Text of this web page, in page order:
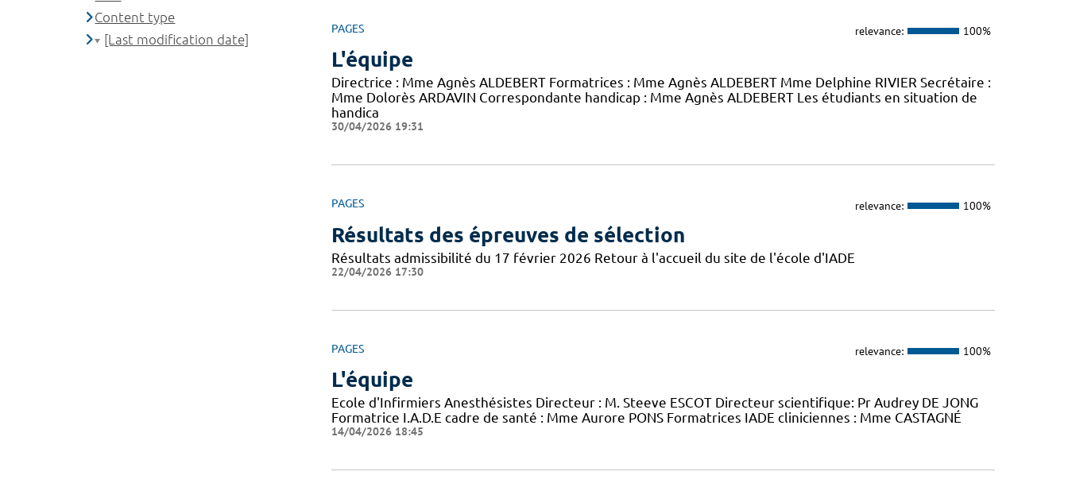
PAGES relevance: 100%
L'équipe
Directrice : Mme Agnès ALDEBERT Formatrices : Mme Agnès ALDEBERT Mme Delphine RIVIER Secrétaire :
Mme Dolorès ARDAVIN Correspondante handicap : Mme Agnès ALDEBERT Les étudiants en situation de
handica
30/04/2026 19:31
PAGES relevance: 100%
Résultats des épreuves de sélection
Résultats admissibilité du 17 février 2026 Retour à l'accueil du site de l'école d'IADE
22/04/2026 17:30
PAGES relevance: 100%
L'équipe
Ecole d'Infirmiers Anesthésistes Directeur : M. Steeve ESCOT Directeur scientifique: Pr Audrey DE JONG
Formatrice I.A.D.E cadre de santé : Mme Aurore PONS Formatrices IADE cliniciennes : Mme CASTAGNÉ
14/04/2026 18:45
Content type
[Last modification date]